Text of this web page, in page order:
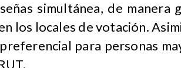
simultánea, de
los locales de votación.
para personas